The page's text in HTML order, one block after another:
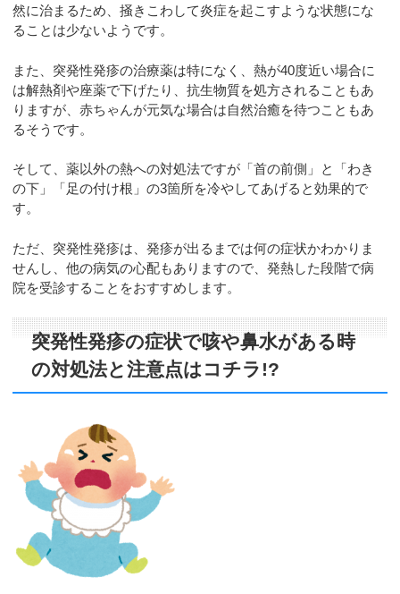
然に治まるため、掻きこわして炎症を起こすような状態にな
ることは少ないようです。
また、突発性発疹の治療薬は特になく、熱が40度近い場合に
は解熱剤や座薬で下げたり、抗生物質を処方されることもあ
りますが、赤ちゃんが元気な場合は自然治癒を待つこともあ
るそうです。
そして、薬以外の熱への対処法ですが「首の前側」と「わき
の下」「足の付け根」の3箇所を冷やしてあげると効果的で
す。
ただ、突発性発疹は、発疹が出るまでは何の症状かわかりま
せんし、他の病気の心配もありますので、発熱した段階で病
院を受診することをおすすめします。
突発性発疹の症状で咳や鼻水がある時
の対処法と注意点はコチラ!?